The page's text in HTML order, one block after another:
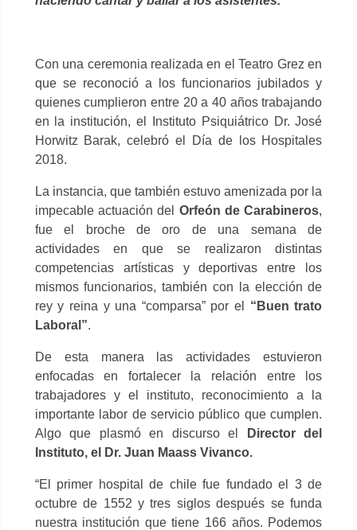
Con una ceremonia realizada en el Teatro Grez en
que se reconoció a los funcionarios jubilados y
quienes cumplieron entre 20 a 40 años trabajando
en la institución, el Instituto Psiquiátrico Dr. José
Horwitz Barak, celebró el Día de los Hospitales
2018.
La instancia, que también estuvo amenizada por la
impecable actuación del Orfeón de Carabineros,
fue el broche de oro de una semana de
actividades en que se realizaron distintas
competencias artísticas y deportivas entre los
mismos funcionarios, también con la elección de
rey y reina y una “comparsa” por el “Buen trato
Laboral”.
De esta manera las actividades estuvieron
enfocadas en fortalecer la relación entre los
trabajadores y el instituto, reconocimiento a la
importante labor de servicio público que cumplen.
Algo que plasmó en discurso el
Director del
Instituto, el Dr. Juan Maass Vivanco.
“El primer hospital de chile fue fundado el 3 de
octubre de 1552 y tres siglos después se funda
nuestra institución que tiene 166 años. Podemos